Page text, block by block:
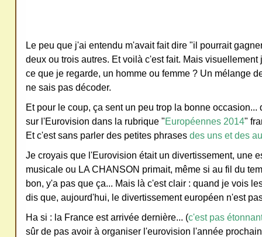
Le peu que j'ai entendu m'avait fait dire "il pourrait
deux ou trois autres. Et voilà c'est fait. Mais visuellement
ce que je regarde, un homme ou femme ? Un mélange
ne sais pas décoder.
Et pour le coup, ça sent un peu trop la bonne
sur l'Eurovision dans la rubrique "Européennes 2014"
Et c'est sans parler des petites phrases des uns et des
Je croyais que l'Eurovision était un divertissement, une
musicale ou LA CHANSON primait, même si au fil du
bon, y'a pas que ça... Mais là c'est clair : quand je vois
dis que, aujourd'hui, le divertissement européen n'est
Ha si : la France est arrivée dernière... (c'est pas
sûr de pas avoir à organiser l'eurovision l'année